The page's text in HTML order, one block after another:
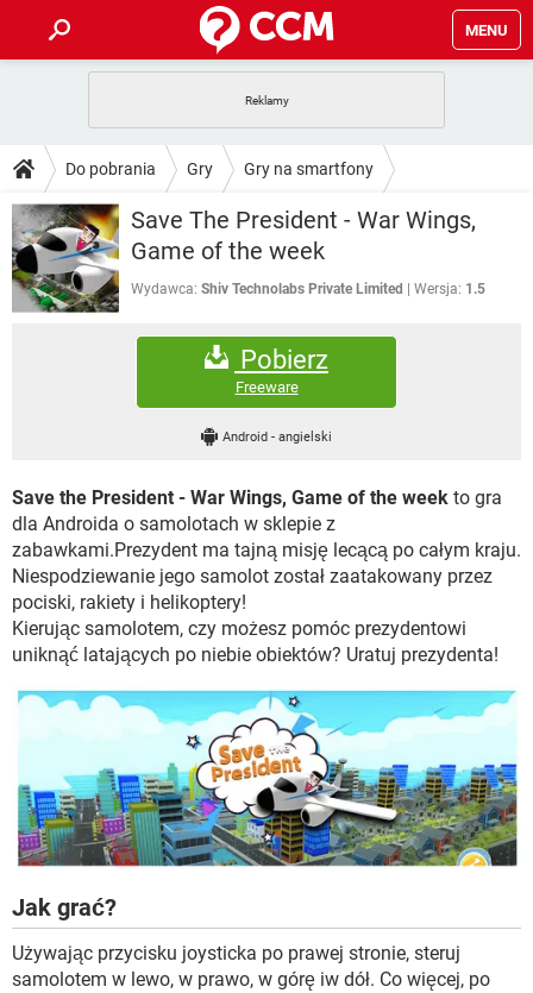
MENU
GRY WHATSAPP
SPOTIFY NETFLIX
INSTAGRAM FACEBOOK
WINDOWS 10
PORADY
PlayStation
GRY
SPOTIFY
INSTAGRAM
DO POBRANIA
ANDROID TIKTOK
GRY WHATSAPP
NETFLIX
FACEBOOK
FORUM
COVID-19
WHATSAPP
NETFLIX
FACEBOOK
TIKTOK
INSTAGRAM FACEBOOK
WINDOWS 10
Do pobrania Gry Gry na smartfony
Save The President - War Wings,
Game of the week
Wydawca: Shiv Technolabs Private Limited Wersja: 1.5
Pobierz
Freeware
Android - angielski
Save the President - War Wings, Game of the week to gra
dla Androida o samolotach w sklepie z
zabawkami.Prezydent ma tajną misję lecącą po całym kraju.
Niespodziewanie jego samolot został zaatakowany przez
pociski, rakiety i helikoptery!
Kierując samolotem, czy możesz pomóc prezydentowi
uniknąć latających po niebie obiektów? Uratuj prezydenta!
Jak grać?
Używając przycisku joysticka po prawej stronie, steruj
samolotem w lewo, w prawo, w górę iw dół. Co więcej, po